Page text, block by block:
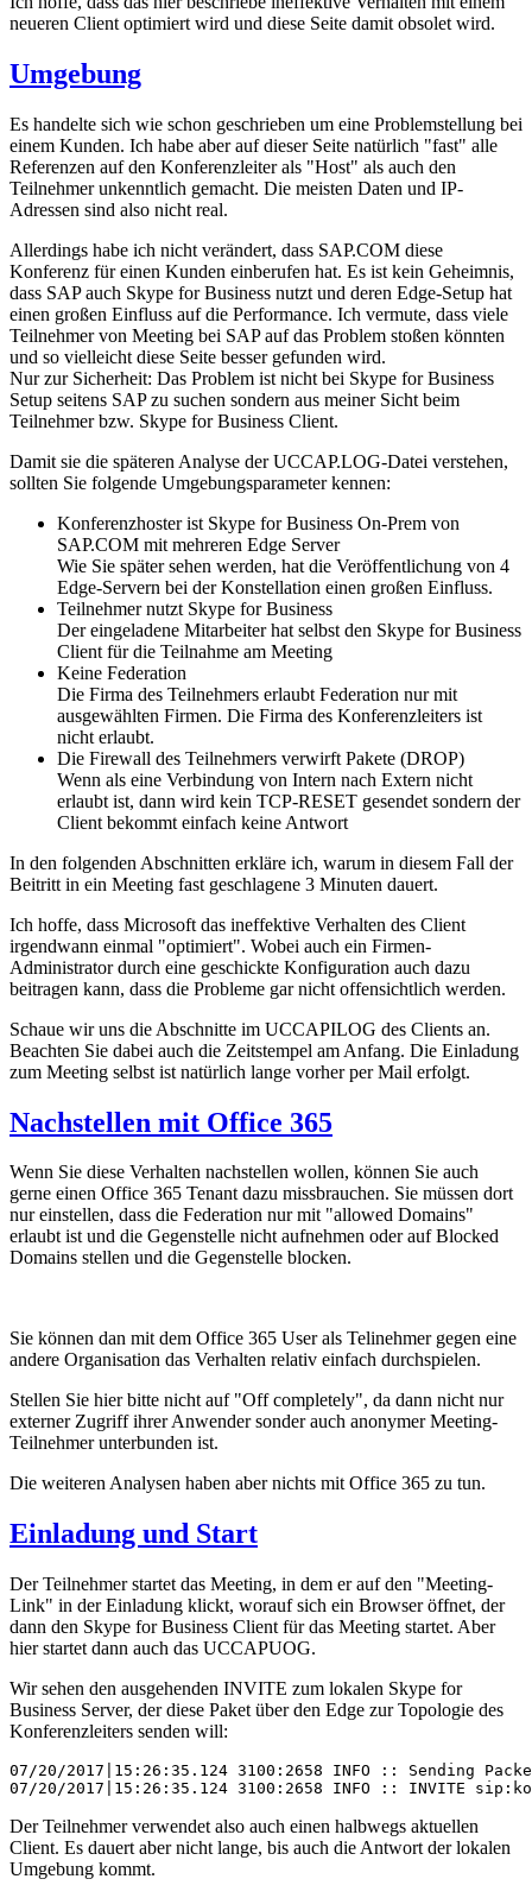
neueren Client optimiert wird und diese Seite damit obsolet wird.
Umgebung
Es handelte sich wie schon geschrieben um eine Problemstellung bei
einem Kunden. Ich habe aber auf dieser Seite natürlich "fast" alle
Referenzen auf den Konferenzleiter als "Host" als auch den
Teilnehmer unkenntlich gemacht. Die meisten Daten und IP-
Adressen sind also nicht real.
Allerdings habe ich nicht verändert, dass SAP.COM diese
Konferenz für einen Kunden einberufen hat. Es ist kein Geheimnis,
dass SAP auch Skype for Business nutzt und deren Edge-Setup hat
einen großen Einfluss auf die Performance. Ich vermute, dass viele
Teilnehmer von Meeting bei SAP auf das Problem stoßen könnten
und so vielleicht diese Seite besser gefunden wird.
Nur zur Sicherheit: Das Problem ist nicht bei Skype for Business
Setup seitens SAP zu suchen sondern aus meiner Sicht beim
Teilnehmer bzw. Skype for Business Client.
Damit sie die späteren Analyse der UCCAP.LOG-Datei verstehen,
sollten Sie folgende Umgebungsparameter kennen:
Konferenzhoster ist Skype for Business On-Prem von
SAP.COM mit mehreren Edge Server
Wie Sie später sehen werden, hat die Veröffentlichung von 4
Edge-Servern bei der Konstellation einen großen Einfluss.
Teilnehmer nutzt Skype for Business
Der eingeladene Mitarbeiter hat selbst den Skype for Business
Client für die Teilnahme am Meeting
Keine Federation
Die Firma des Teilnehmers erlaubt Federation nur mit
ausgewählten Firmen. Die Firma des Konferenzleiters ist
nicht erlaubt.
Die Firewall des Teilnehmers verwirft Pakete (DROP)
Wenn als eine Verbindung von Intern nach Extern nicht
erlaubt ist, dann wird kein TCP-RESET gesendet sondern der
Client bekommt einfach keine Antwort
In den folgenden Abschnitten erkläre ich, warum in diesem Fall der
Beitritt in ein Meeting fast geschlagene 3 Minuten dauert.
Ich hoffe, dass Microsoft das ineffektive Verhalten des Client
irgendwann einmal "optimiert". Wobei auch ein Firmen-
Administrator durch eine geschickte Konfiguration auch dazu
beitragen kann, dass die Probleme gar nicht offensichtlich werden.
Schaue wir uns die Abschnitte im UCCAPILOG des Clients an.
Beachten Sie dabei auch die Zeitstempel am Anfang. Die Einladung
zum Meeting selbst ist natürlich lange vorher per Mail erfolgt.
Nachstellen mit Office 365
Wenn Sie diese Verhalten nachstellen wollen, können Sie auch
gerne einen Office 365 Tenant dazu missbrauchen. Sie müssen dort
nur einstellen, dass die Federation nur mit "allowed Domains"
erlaubt ist und die Gegenstelle nicht aufnehmen oder auf Blocked
Domains stellen und die Gegenstelle blocken.
Sie können dan mit dem Office 365 User als Telinehmer gegen eine
andere Organisation das Verhalten relativ einfach durchspielen.
Stellen Sie hier bitte nicht auf "Off completely", da dann nicht nur
externer Zugriff ihrer Anwender sonder auch anonymer Meeting-
Teilnehmer unterbunden ist.
Die weiteren Analysen haben aber nichts mit Office 365 zu tun.
Einladung und Start
Der Teilnehmer startet das Meeting, in dem er auf den "Meeting-
Link" in der Einladung klickt, worauf sich ein Browser öffnet, der
dann den Skype for Business Client für das Meeting startet. Aber
hier startet dann auch das UCCAPUOG.
Wir sehen den ausgehenden INVITE zum lokalen Skype for
Business Server, der diese Paket über den Edge zur Topologie des
Konferenzleiters senden will:
07/20/2017|15:26:35.124 3100:2658 INFO :: Sending
07/20/2017|15:26:35.124 3100:2658 INFO :: INVITE
Der Teilnehmer verwendet also auch einen halbwegs aktuellen
Client. Es dauert aber nicht lange, bis auch die Antwort der lokalen
Umgebung kommt.